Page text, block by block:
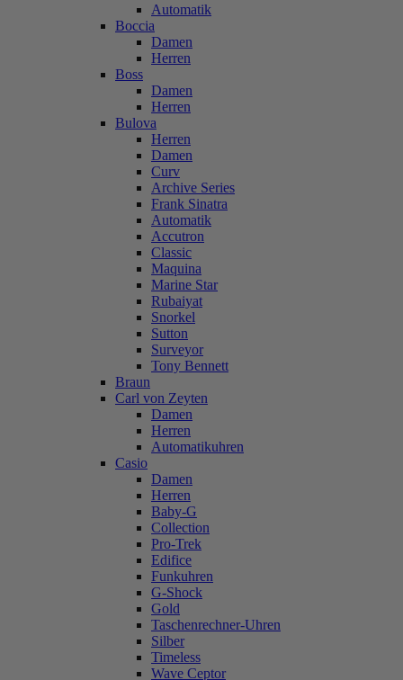
Automatik
Boccia
Damen
Herren
Boss
Damen
Herren
Bulova
Herren
Damen
Curv
Archive Series
Frank Sinatra
Automatik
Accutron
Classic
Maquina
Marine Star
Rubaiyat
Snorkel
Sutton
Surveyor
Tony Bennett
Braun
Carl von Zeyten
Damen
Herren
Automatikuhren
Casio
Damen
Herren
Baby-G
Collection
Pro-Trek
Edifice
Funkuhren
G-Shock
Gold
Taschenrechner-Uhren
Silber
Timeless
Wave Ceptor